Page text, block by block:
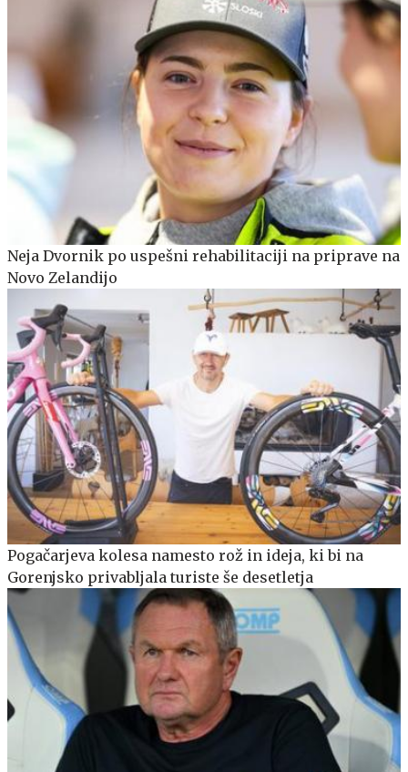
Neja Dvornik po uspešni rehabilitaciji na priprave na
Novo Zelandijo
Pogačarjeva kolesa namesto rož in ideja, ki bi na
Gorenjsko privabljala turiste še desetletja